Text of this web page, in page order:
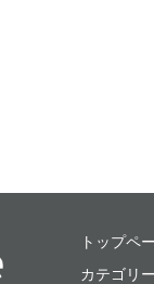
ミュージックプレ
トップペ
カテゴリ